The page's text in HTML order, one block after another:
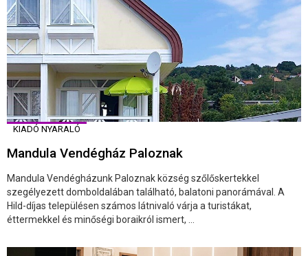
KIADÓ NYARALÓ
Mandula Vendégház Paloznak
Mandula Vendégházunk Paloznak község szőlőskertekkel
szegélyezett domboldalában található, balatoni panorámával. A
Hild-díjas településen számos látnivaló várja a turistákat,
éttermekkel és minőségi boraikról ismert, ...